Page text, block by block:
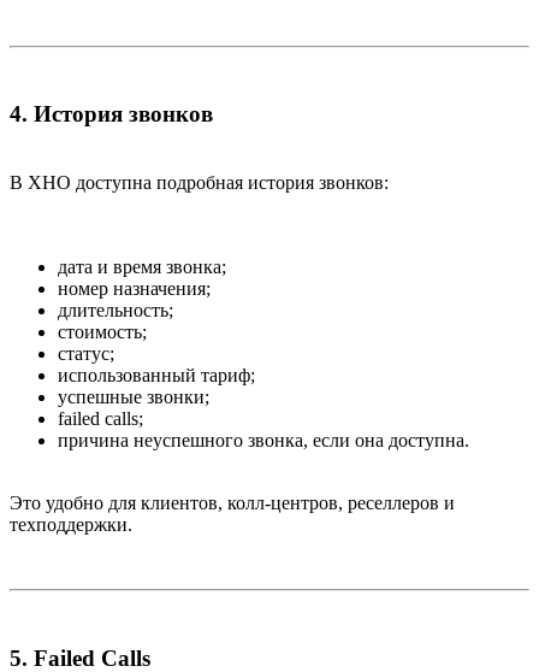
4. История звонков​
В XHO доступна подробная история звонков:
дата и время звонка;
номер назначения;
длительность;
стоимость;
статус;
использованный тариф;
успешные звонки;
failed calls;
причина неуспешного звонка, если она доступна.
Это удобно для клиентов, колл-центров, реселлеров и
техподдержки.
5. Failed Calls​